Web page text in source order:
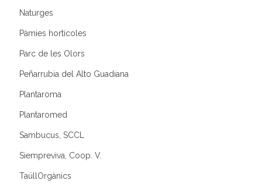
Naturges
Pàmies hortícoles
Parc de les Olors
Peñarrubia del Alto Guadiana
Plantaroma
Plantaromed
Sambucus, SCCL
Siempreviva, Coop. V.
TaüllOrgànics